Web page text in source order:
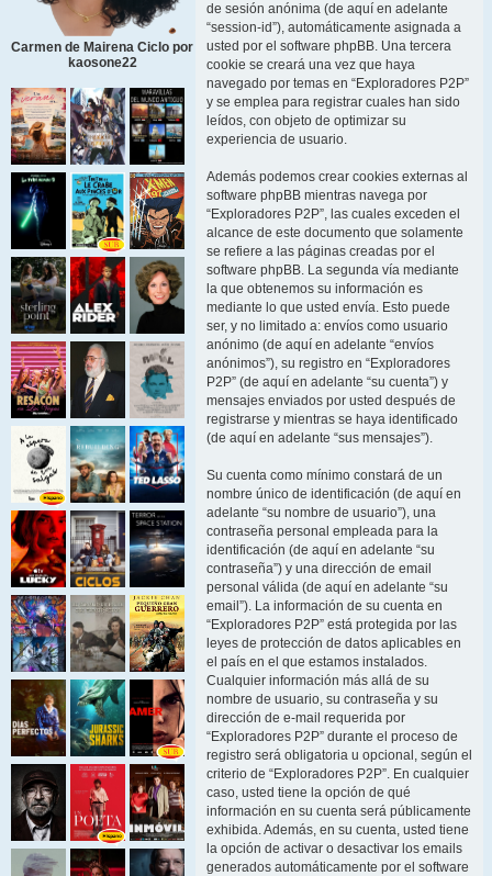
Carmen de Mairena Ciclo por
kaosone22
de sesión anónima (de aquí en adelante
“session-id”), automáticamente asignada a
usted por el software phpBB. Una tercera
cookie se creará una vez que haya
navegado por temas en “Exploradores P2P”
y se emplea para registrar cuales han sido
leídos, con objeto de optimizar su
experiencia de usuario.
Además podemos crear cookies externas al
software phpBB mientras navega por
“Exploradores P2P”, las cuales exceden el
alcance de este documento que solamente
se refiere a las páginas creadas por el
software phpBB. La segunda vía mediante
la que obtenemos su información es
mediante lo que usted envía. Esto puede
ser, y no limitado a: envíos como usuario
anónimo (de aquí en adelante “envíos
anónimos”), su registro en “Exploradores
P2P” (de aquí en adelante “su cuenta”) y
mensajes enviados por usted después de
registrarse y mientras se haya identificado
(de aquí en adelante “sus mensajes”).
Su cuenta como mínimo constará de un
nombre único de identificación (de aquí en
adelante “su nombre de usuario”), una
contraseña personal empleada para la
identificación (de aquí en adelante “su
contraseña”) y una dirección de email
personal válida (de aquí en adelante “su
email”). La información de su cuenta en
“Exploradores P2P” está protegida por las
leyes de protección de datos aplicables en
el país en el que estamos instalados.
Cualquier información más allá de su
nombre de usuario, su contraseña y su
dirección de e-mail requerida por
“Exploradores P2P” durante el proceso de
registro será obligatoria u opcional, según el
criterio de “Exploradores P2P”. En cualquier
caso, usted tiene la opción de qué
información en su cuenta será públicamente
exhibida. Además, en su cuenta, usted tiene
la opción de activar o desactivar los emails
generados automáticamente por el software